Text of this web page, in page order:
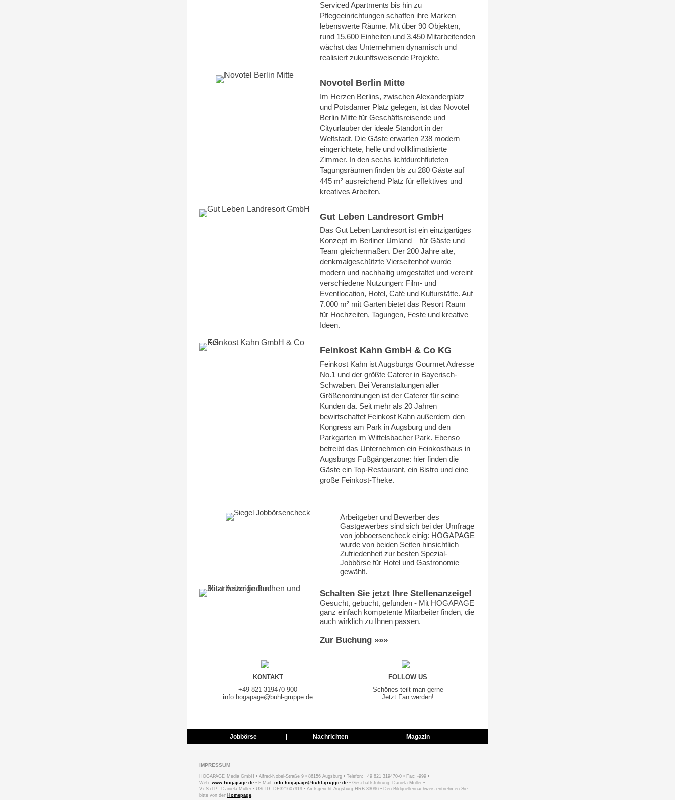
Serviced Apartments bis hin zu
Pflegeeinrichtungen schaffen ihre Marken
lebenswerte Räume. Mit über 90 Objekten,
rund 15.600 Einheiten und 3.450 Mitarbeitenden
wächst das Unternehmen dynamisch und
realisiert zukunftsweisende Projekte.
Novotel Berlin Mitte
Im Herzen Berlins, zwischen Alexanderplatz
und Potsdamer Platz gelegen, ist das Novotel
Berlin Mitte für Geschäftsreisende und
Cityurlauber der ideale Standort in der
Weltstadt. Die Gäste erwarten 238 modern
eingerichtete, helle und vollklimatisierte
Zimmer. In den sechs lichtdurchfluteten
Tagungsräumen finden bis zu 280 Gäste auf
445 m² ausreichend Platz für effektives und
kreatives Arbeiten.
Gut Leben Landresort GmbH
Das Gut Leben Landresort ist ein einzigartiges
Konzept im Berliner Umland – für Gäste und
Team gleichermaßen. Der 200 Jahre alte,
denkmalgeschützte Vierseitenhof wurde
modern und nachhaltig umgestaltet und vereint
verschiedene Nutzungen: Film- und
Eventlocation, Hotel, Café und Kulturstätte. Auf
7.000 m² mit Garten bietet das Resort Raum
für Hochzeiten, Tagungen, Feste und kreative
Ideen.
Feinkost Kahn GmbH & Co KG
Feinkost Kahn ist Augsburgs Gourmet Adresse
No.1 und der größte Caterer in Bayerisch-
Schwaben. Bei Veranstaltungen aller
Größenordnungen ist der Caterer für seine
Kunden da. Seit mehr als 20 Jahren
bewirtschaftet Feinkost Kahn außerdem den
Kongress am Park in Augsburg und den
Parkgarten im Wittelsbacher Park. Ebenso
betreibt das Unternehmen ein Feinkosthaus in
Augsburgs Fußgängerzone: hier finden die
Gäste ein Top-Restaurant, ein Bistro und eine
große Feinkost-Theke.
Arbeitgeber und Bewerber des
Gastgewerbes sind sich bei der Umfrage
von jobboersencheck einig: HOGAPAGE
wurde von beiden Seiten hinsichtlich
Zufriedenheit zur besten Spezial-
Jobbörse für Hotel und Gastronomie
gewählt.
Schalten Sie jetzt Ihre Stellenanzeige!
Gesucht, gebucht, gefunden - Mit HOGAPAGE
ganz einfach kompetente Mitarbeiter finden, die
auch wirklich zu Ihnen passen.
Zur Buchung »»»
KONTAKT
+49 821 319470-900
info.hogapage@buhl-gruppe.de
FOLLOW US
Schönes teilt man gerne
Jetzt Fan werden!
Jobbörse Nachrichten Magazin
IMPRESSUM
HOGAPAGE Media GmbH • Alfred-Nobel-Straße 9 • 86156 Augsburg • Telefon: +49 821 319470-0 • Fax: -999 •
Web: www.hogapage.de • E-Mail: info.hogapage@buhl-gruppe.de • Geschäftsführung: Daniela Müller •
V.i.S.d.P.: Daniela Müller • USt-ID: DE321607919 • Amtsgericht Augsburg HRB 33096 • Den Bildquellennachweis entnehmen Sie
bitte von der Homepage.